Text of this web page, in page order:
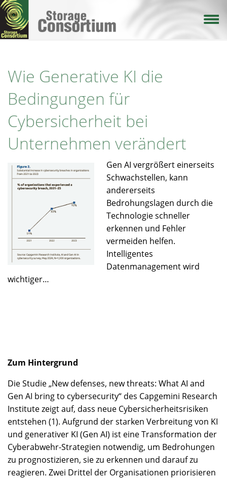
Direkt
zum
Inhalt
Wie Generative KI die
Bedingungen für
Cybersicherheit bei
Unternehmen verändert
Gen AI vergrößert einerseits
Schwachstellen, kann
andererseits
Bedrohungslagen durch die
Technologie schneller
erkennen und Fehler
vermeiden helfen.
Intelligentes
Datenmanagement wird
wichtiger…
Zum Hintergrund
Die Studie „New defenses, new threats: What AI and
Gen AI bring to cybersecurity“ des Capgemini Research
Institute zeigt auf, dass neue Cybersicherheitsrisiken
entstehen (1). Aufgrund der starken Verbreitung von KI
und generativer KI (Gen AI) ist eine Transformation der
Cyberabwehr-Strategien notwendig, um Bedrohungen
zu prognostizieren, sie zu erkennen und darauf zu
reagieren. Zwei Drittel der Organisationen priorisieren